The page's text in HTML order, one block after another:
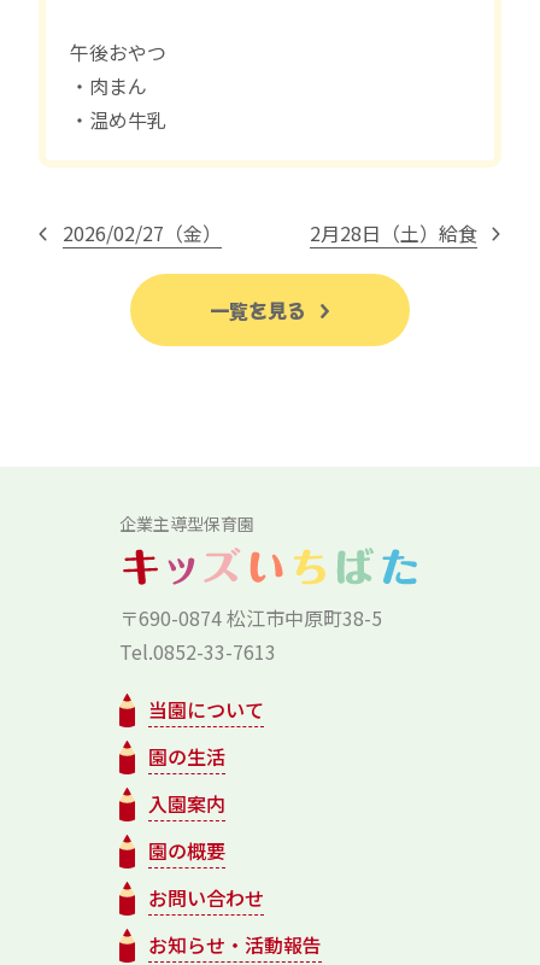
午後おやつ
・肉まん
・温め牛乳
2026/02/27（金） 2月28日（土）給食
一覧を見る
企業主導型保育園
〒690-0874 松江市中原町38-5
Tel.0852-33-7613
当園について
園の生活
入園案内
園の概要
お問い合わせ
お知らせ・活動報告